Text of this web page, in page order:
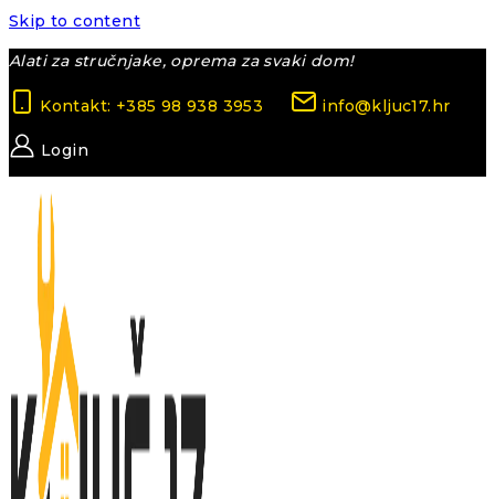
Skip to content
Alati za stručnjake, oprema za svaki dom!
Kontakt: +385 98 938 3953 info@kljuc17.hr
Login